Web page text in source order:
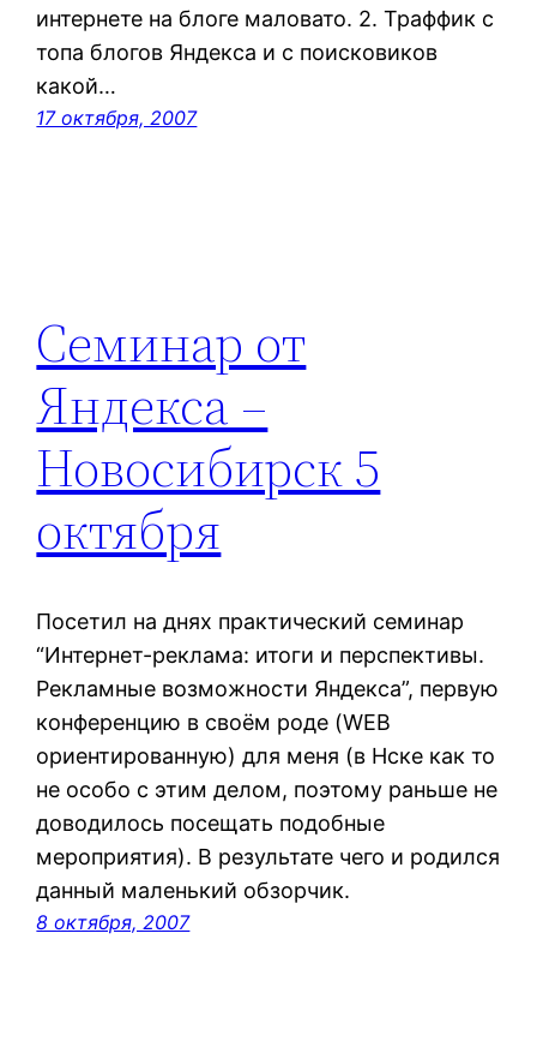
интернете на блоге маловато. 2. Траффик с
топа блогов Яндекса и с поисковиков
какой…
17 октября, 2007
Семинар от
Яндекса –
Новосибирск 5
октября
Посетил на днях практический семинар
“Интернет-реклама: итоги и перспективы.
Рекламные возможности Яндекса”, первую
конференцию в своём роде (WEB
ориентированную) для меня (в Нске как то
не особо с этим делом, поэтому раньше не
доводилось посещать подобные
мероприятия). В результате чего и родился
данный маленький обзорчик.
8 октября, 2007